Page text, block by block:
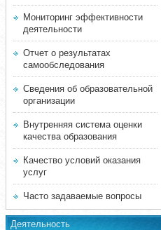
Мониторинг эффективности
деятельности
Отчет о результатах
самообследования
Сведения об образовательной
организации
Внутренняя система оценки
качества образования
Качество условий оказания
услуг
Часто задаваемые вопросы
Деятельность